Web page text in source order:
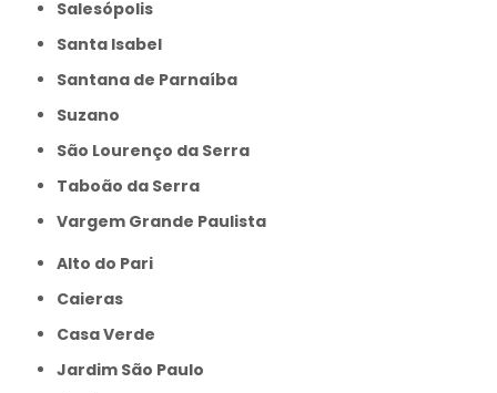
Salesópolis
Santa Isabel
Santana de Parnaíba
Suzano
São Lourenço da Serra
Taboão da Serra
Vargem Grande Paulista
Alto do Pari
Caieras
Casa Verde
Jardim São Paulo